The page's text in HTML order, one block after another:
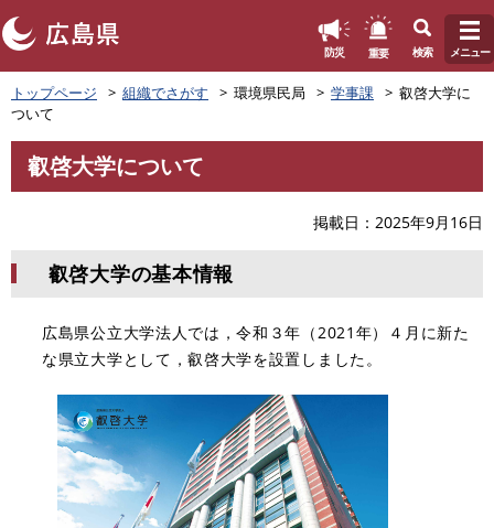
ペ
ー
の
頭
。
防災 重要 検索 メニュー
トップページ 組織でさがす 環境県民局 学事課
叡啓大学に
ついて
文
叡啓大学について
掲載日 2025年9月16日
叡啓大学の基本情報
広島県公立大学法人では，令和３年（2021年）４月に新た
な県立大学として，叡啓大学を設置しました。